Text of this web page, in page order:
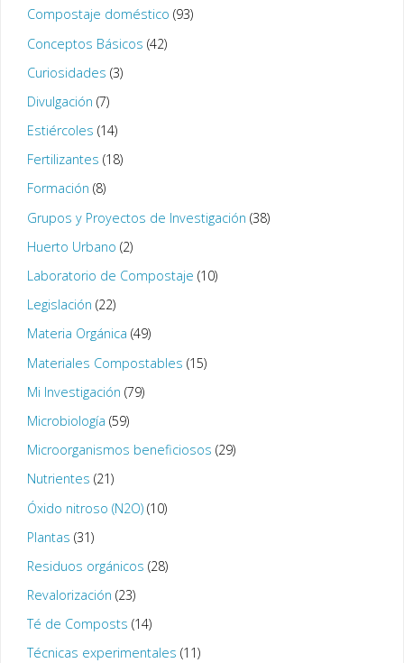
Compostaje doméstico (93)
Conceptos Básicos (42)
Curiosidades (3)
Divulgación (7)
Estiércoles (14)
Fertilizantes (18)
Formación (8)
Grupos y Proyectos de Investigación (38)
Huerto Urbano (2)
Laboratorio de Compostaje (10)
Legislación (22)
Materia Orgánica (49)
Materiales Compostables (15)
Mi Investigación (79)
Microbiología (59)
Microorganismos beneficiosos (29)
Nutrientes (21)
Óxido nitroso (N2O)(10)
Plantas (31)
Residuos orgánicos (28)
Revalorización (23)
Té de Composts (14)
Técnicas experimentales (11)